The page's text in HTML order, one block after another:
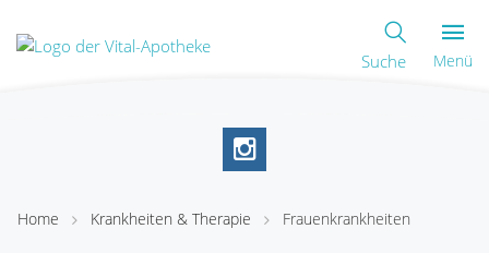
Suche Menü
Home Krankheiten & Therapie Frauenkrankheiten